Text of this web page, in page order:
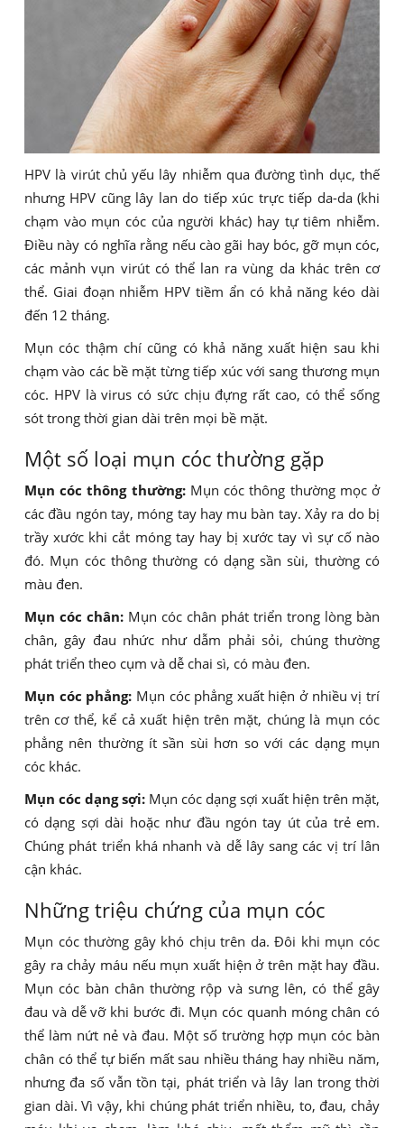
HPV là virút chủ yếu lây nhiễm qua đường tình dục, thế
nhưng HPV cũng lây lan do tiếp xúc trực tiếp da-da (khi
chạm vào mụn cóc của người khác) hay tự tiêm nhiễm.
Điều này có nghĩa rằng nếu cào gãi hay bóc, gỡ mụn cóc,
các mảnh vụn virút có thể lan ra vùng da khác trên cơ
thể. Giai đoạn nhiễm HPV tiềm ẩn có khả năng kéo dài
đến 12 tháng.
Mụn cóc thậm chí cũng có khả năng xuất hiện sau khi
chạm vào các bề mặt từng tiếp xúc với sang thương mụn
cóc. HPV là virus có sức chịu đựng rất cao, có thể sống
sót trong thời gian dài trên mọi bề mặt.
Một số loại mụn cóc thường gặp
Mụn cóc thông thường:Mụn cóc thông thường mọc ở
các đầu ngón tay, móng tay hay mu bàn tay. Xảy ra do bị
trầy xước khi cắt móng tay hay bị xước tay vì sự cố nào
đó. Mụn cóc thông thường có dạng sần sùi, thường có
màu đen.
Mụn cóc chân: Mụn cóc chân phát triển trong lòng bàn
chân, gây đau nhức như dẫm phải sỏi, chúng thường
phát triển theo cụm và dễ chai sì, có màu đen.
Mụn cóc phẳng: Mụn cóc phẳng xuất hiện ở nhiều vị trí
trên cơ thể, kể cả xuất hiện trên mặt, chúng là mụn cóc
phẳng nên thường ít sần sùi hơn so với các dạng mụn
cóc khác.
Mụn cóc dạng sợi: Mụn cóc dạng sợi xuất hiện trên mặt,
có dạng sợi dài hoặc như đầu ngón tay út của trẻ em.
Chúng phát triển khá nhanh và dễ lây sang các vị trí lân
cận khác.
Những triệu chứng của mụn cóc
Mụn cóc thường gây khó chịu trên da. Đôi khi mụn cóc
gây ra chảy máu nếu mụn xuất hiện ở trên mặt hay đầu.
Mụn cóc bàn chân thường rộp và sưng lên, có thể gây
đau và dễ vỡ khi bước đi. Mụn cóc quanh móng chân có
thể làm nứt nẻ và đau. Một số trường hợp mụn cóc bàn
chân có thể tự biến mất sau nhiều tháng hay nhiều năm,
nhưng đa số vẫn tồn tại, phát triển và lây lan trong thời
gian dài. Vì vậy, khi chúng phát triển nhiều, to, đau, chảy